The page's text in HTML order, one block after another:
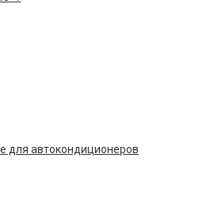
для автокондиционеров